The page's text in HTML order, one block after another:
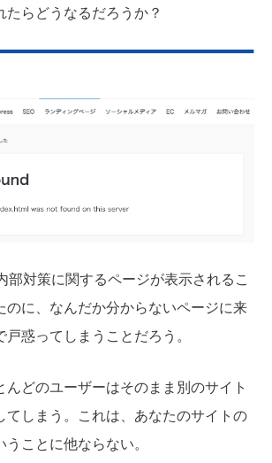
たらどうなるだろうか？
部対策に関するページが表示されるこ
のに、なんだか分からないページに来
惑ってしまうことだろう。
んどのユーザーはそのまま別のサイト
てしまう。これは、あなたのサイトの
ことに他ならない。